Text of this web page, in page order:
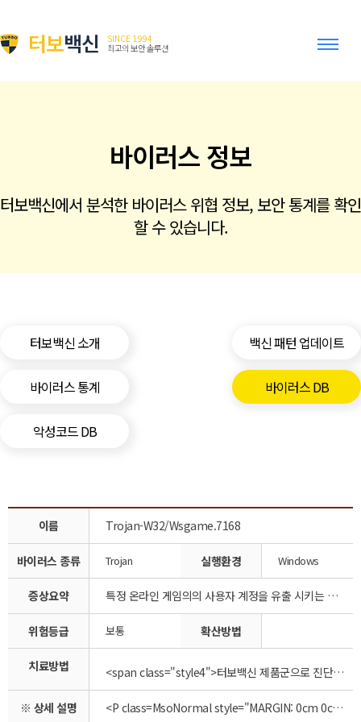
터보백신
SINCE 1994
최고의 보안 솔루션
바이러스 정보
터보백신에서 분석한 바이러스 위협 정보, 보안 통계를 확인
할 수 있습니다.
터보백신 소개 백신 패턴 업데이트
바이러스 통계 바이러스 DB
악성코드 DB
이름 Trojan-W32/Wsgame.7168
바이러스 종류 Trojan 실행환경 Windows
증상요약 특정 온라인 게임의의 사용자 계정을 유출 시키는 트로이 목마, 사용자의 키보드 입력을 가로채어 특정 메일 주소로 전송
위험등급 보통 확산방법
치료방법 <span class="style4">터보백신 제품군으로 진단/치료 가능합니다.</span><br> <br>
※ 상세 설명 <P class=MsoNormal